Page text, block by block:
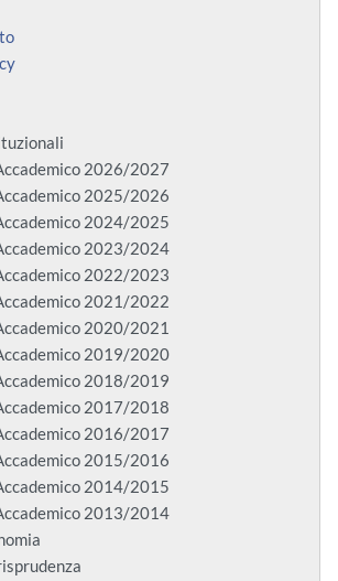
2026/2027
2025/2026
2024/2025
2023/2024
2022/2023
2021/2022
2020/2021
2019/2020
2018/2019
2017/2018
2016/2017
2015/2016
2014/2015
2013/2014